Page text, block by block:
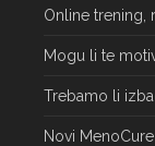
Online trening,
Mogu li te
Trebamo li
Novi